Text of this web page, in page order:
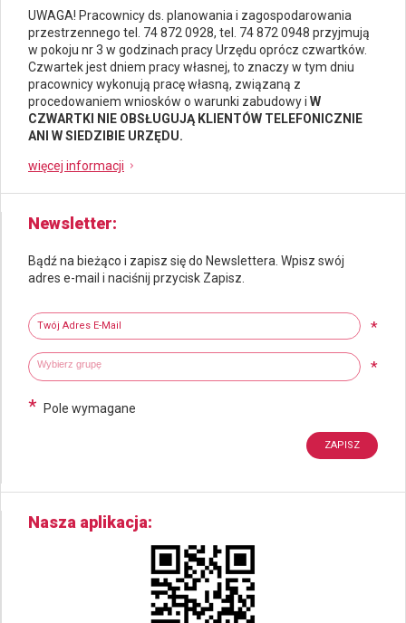
UWAGA! Pracownicy ds. planowania i zagospodarowania
przestrzennego tel. 74 872 0928, tel. 74 872 0948 przyjmują
w pokoju nr 3 w godzinach pracy Urzędu oprócz czwartków.
Czwartek jest dniem pracy własnej, to znaczy w tym dniu
pracownicy wykonują pracę własną, związaną z
procedowaniem wniosków o warunki zabudowy i W
CZWARTKI NIE OBSŁUGUJĄ KLIENTÓW TELEFONICZNIE
ANI W SIEDZIBIE URZĘDU.
więcej informacji
Newsletter
Bądź na bieżąco i zapisz się do Newslettera. Wpisz swój
adres e-mail i naciśnij przycisk Zapisz.
Twój adres e-mail
*
Wybierz grupy tematyczne *
Wpisz wyszukiwaną fraze
* Pole wymagane
Nasza aplikacja